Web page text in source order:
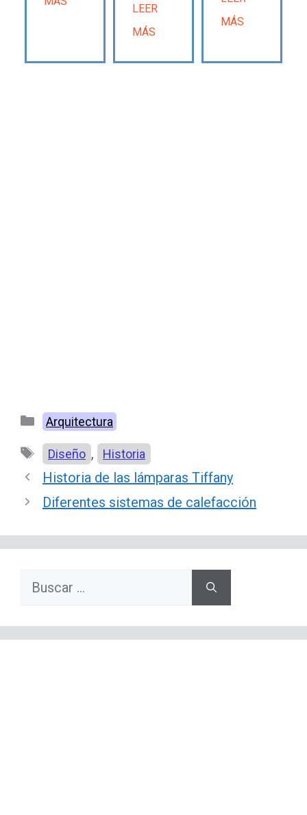
LEER
MÁS
MÁS
Categorías
Arquitectura
Etiquetas
Diseño , Historia
Historia de las lámparas Tiffany
Diferentes sistemas de calefacción
Buscar: